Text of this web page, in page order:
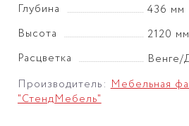
Глубина
436 мм
Высота
2120 мм
Расцветка
Производитель:Мебельная
"СтендМебель"